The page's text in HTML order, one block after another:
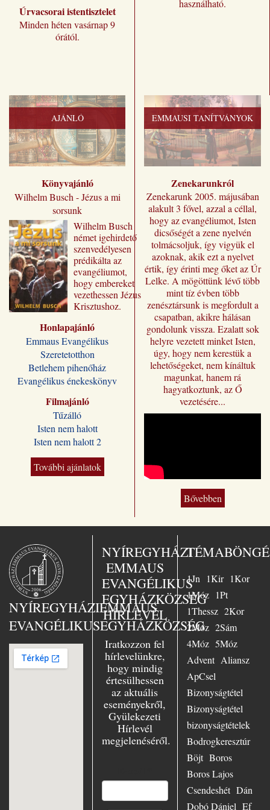
Úrvacsorai istentisztelet
Minden héten vasárnap 9
órától.
használható.
AJÁNLÓ
Könyvajánló
Wilhelm Busch - Jézus a mi
sorsunk
Wilhelm ​Busch
német igehirdető
szenvedélyesen
prédikálta az
evangéliumot,
hogy embereket
vezethessen Jézus
Krisztushoz.
„Jézus a mi
sorsunk” címmel
jutnak el a magyar
olvasóhoz, a
fordításban is
megőrizve eredeti
formájukat,
stílusukat.
Kívánjuk, hogy
Wilhelm Busch
előadássorozata
ilyen módon is
sokakat segítsen a
Jézus Krisztus
magyar kiadó
„Jézus a mi
sorsunk” – ezt
választotta Busch
lelkész az 1958-
ban Essenben
tartott nagy
evangélizáció fő
témájául. Nagy
örömmel szolgált
Essenben, mint
ifjúsági lelkész,
azonkívül az
evangélium
szenvedélyes
hirdetőjeként
minduntalan úton
volt. Számtalan
előadásban hívta
hallgatóit Jézushoz
világszerte.
Honlapajánló
Emmaus Evangélikus
Szeretetotthon
Betlehem pihenőház
Evangélikus énekeskönyv
Filmajánló
Tűzálló
Isten nem halott
Isten nem halott 2
További ajánlatok
EMMAUSI TANÍTVÁNYOK
Zenekarunkról
Zenekarunk 2005. májusában
alakult 3 fővel, azzal a céllal,
hogy az evangéliumot, Isten
dicsőségét a zene nyelvén
tolmácsoljuk, így vigyük el
azoknak, akik ezt a nyelvet
értik, így érinti meg őket az Úr
Lelke. A mögöttünk lévő több
mint tíz évben több
zenésztársunk is megfordult a
csapatban, akikre hálásan
gondolunk vissza. Ezalatt sok
helyre vezetett minket Isten,
úgy, hogy nem kerestük a
lehetőségeket, nem kínáltuk
magunkat, hanem rá
hagyatkoztunk, az Ő
vezetésére...
Bővebben
NYÍREGYHÁZIEMMAUS
EVANGÉLIKUSEGYHÁZKÖZSÉG
NYÍREGYHÁZI
EMMAUS
EVANGÉLIKUS
EGYHÁZKÖZSÉG
HÍRLEVÉL
Iratkozzon fel
hírlevelünkre,
hogy mindig
értesülhessen
az aktuális
eseményekről,
Gyülekezeti
Hírlevél
megjelenéséről.
1Jn 1Kir 1Kor
1Móz 1Pt
1Thessz 2Kor
2Móz 2Sám
4Móz 5Móz
Advent Aliansz
ApCsel
Bizonyságtétel
Bizonyságtétel
bizonyságtételek
Bodrogkeresztúr
Böjt Boros
Boros Lajos
Csendeshét Dán
Dobó Dániel Ef